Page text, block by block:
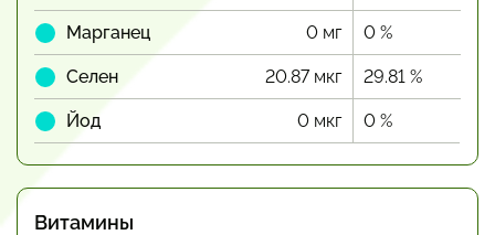
Марганец 0 мг 0 %
Селен 20.87 мкг 29.81 %
Йод 0 мкг 0 %
Витамины